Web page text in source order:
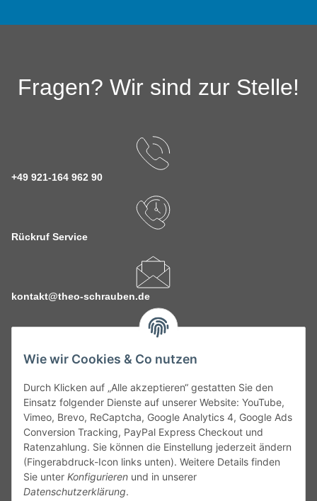
Wie wir Cookies & Co nutzen
Durch Klicken auf „Alle akzeptieren“ gestatten Sie den
Einsatz folgender Dienste auf unserer Website: YouTube,
Vimeo, Brevo, ReCaptcha, Google Analytics 4, Google Ads
Conversion Tracking, PayPal Express Checkout und
Ratenzahlung. Sie können die Einstellung jederzeit ändern
(Fingerabdruck-Icon links unten). Weitere Details finden
Sie unter Konfigurieren und in unserer
Datenschutzerklärung.
Fragen? Wir sind zur Stelle!
+49 921-164 962 90
Rückruf Service
kontakt@theo-schrauben.de
Service
Gesetzliche Informationen
Alle technischen Angaben ohne Gewähr. Irrtümer und fehlerhafte
Angaben vorbehalten. Wenn Sie Datenblätter oder spezielle